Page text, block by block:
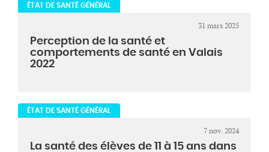
ÉTAT DE SANTÉ GÉNÉRAL
31 mars 2025
Perception de la santé et
comportements de santé en Valais
2022
ÉTAT DE SANTÉ GÉNÉRAL
7 nov. 2024
La santé des élèves de 11 à 15 ans dans